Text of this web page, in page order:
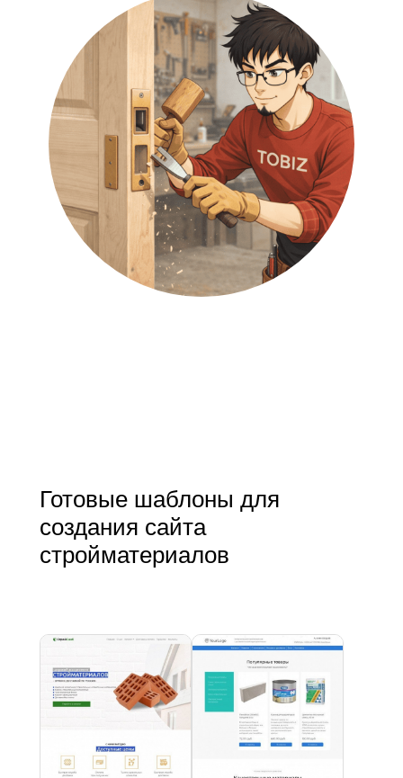
Готовые шаблоны для
создания сайта
стройматериалов